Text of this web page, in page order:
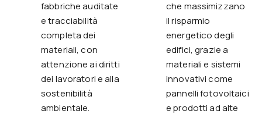
fabbriche auditate
e tracciabilità
completa dei
materiali, con
attenzione ai diritti
dei lavoratori e alla
sostenibilità
ambientale.
che massimizzano
il risparmio
energetico degli
edifici, grazie a
materiali e sistemi
innovativi come
pannelli fotovoltaici
e prodotti ad alte